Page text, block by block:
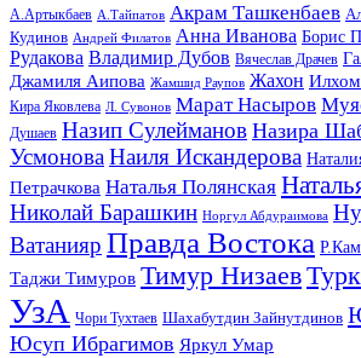
А.Артыкбаев А.Тайпатов Акрам Ташкенбаев
Кудинов Андрей Филатов Анна Иванова Борис
Рудакова Владимир Дубов Вячеслав Драчев
Джамиля Аипова Жамшид Раупов Жахон
Кира Яковлева Л. Сувонов Марат Насыров
Душаев Назип Сулейманов Назира
УсмоноваНаиля Искандерова
Петрачкова Наталья Полянская
Николай Барашкин Норгул Абдураимова
Ватанияр Правда Востока
Таджи Тимуров Тимур Низаев
УзА Чори Тухтаев Шахабутдин Зайнутдинов
Юсуп Ибрагимов Яркул Умар